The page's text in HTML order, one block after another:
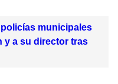
policías municipales
y a su director tras